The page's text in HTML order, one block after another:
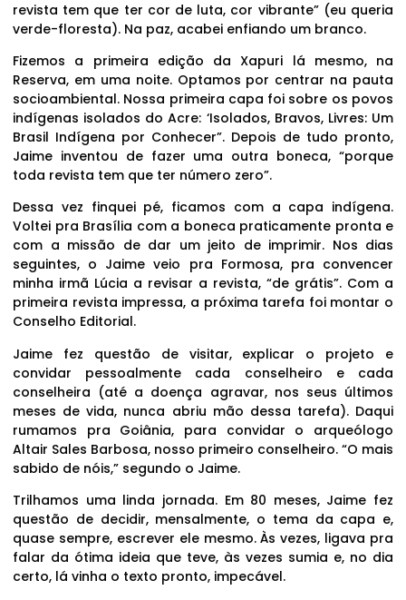
revista tem que ter cor de luta, cor vibrante” (eu queria
verde-floresta). Na paz, acabei enfiando um branco.
Fizemos a primeira edição da Xapuri lá mesmo, na
Reserva, em uma noite. Optamos por centrar na pauta
socioambiental. Nossa primeira capa foi sobre os povos
indígenas isolados do Acre: ‘Isolados, Bravos, Livres: Um
Brasil Indígena por Conhecer”. Depois de tudo pronto,
Jaime inventou de fazer uma outra boneca, “porque
toda revista tem que ter número zero”.
Dessa vez finquei pé, ficamos com a capa indígena.
Voltei pra Brasília com a boneca praticamente pronta e
com a missão de dar um jeito de imprimir. Nos dias
seguintes, o Jaime veio pra Formosa, pra convencer
minha irmã Lúcia a revisar a revista, “de grátis”. Com a
primeira revista impressa, a próxima tarefa foi montar o
Conselho Editorial.
Jaime fez questão de visitar, explicar o projeto e
convidar pessoalmente cada conselheiro e cada
conselheira (até a doença agravar, nos seus últimos
meses de vida, nunca abriu mão dessa tarefa). Daqui
rumamos pra Goiânia, para convidar o arqueólogo
Altair Sales Barbosa, nosso primeiro conselheiro. “O mais
sabido de nóis,” segundo o Jaime.
Trilhamos uma linda jornada. Em 80 meses, Jaime fez
questão de decidir, mensalmente, o tema da capa e,
quase sempre, escrever ele mesmo. Às vezes, ligava pra
falar da ótima ideia que teve, às vezes sumia e, no dia
certo, lá vinha o texto pronto, impecável.